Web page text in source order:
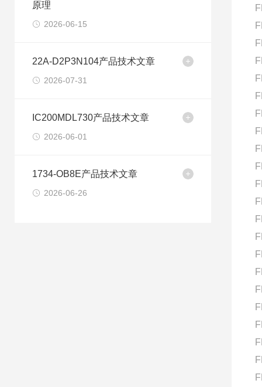
原理
2026-06-15
22A-D2P3N104产品技术文章
2026-07-31
IC200MDL730产品技术文章
2026-06-01
1734-OB8E产品技术文章
2026-06-26